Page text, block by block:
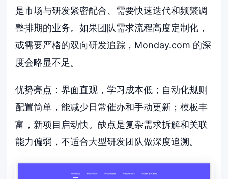
是市场与研发紧密配合、需要快速迭代和频繁调
整排期的业务。如果团队需求流程高度定制化，
或需要严格的双向研发追踪，Monday.com 的深
度会略显不足。
优势亮点：界面直观，学习成本低；自动化规则
配置简单，能减少日常催办和手动更新；模板丰
富，新项目启动快。缺点是复杂需求拆解和关联
能力偏弱，不适合大型研发团队做深度追溯。